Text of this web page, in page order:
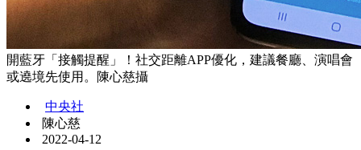
開藍牙「接觸提醒」！社交距離APP優化，建議餐廳、演唱會
或遶境先使用。陳心慈攝
中央社
陳心慈
2022-04-12